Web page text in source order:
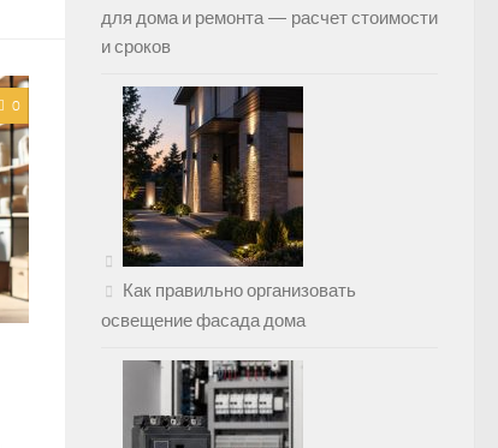
0
для дома и ремонта — расчет стоимости
и сроков
Как правильно организовать
освещение фасада дома